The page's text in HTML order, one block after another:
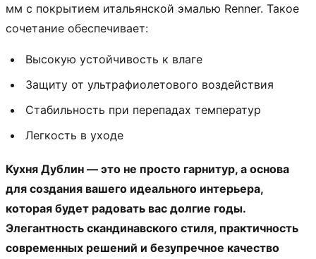
мм с покрытием итальянской эмалью Renner. Такое
сочетание обеспечивает:
Высокую устойчивость к влаге
Защиту от ультрафиолетового воздействия
Стабильность при перепадах температур
Легкость в уходе
Кухня Дублин — это не просто гарнитур, а основа
для создания вашего идеального интерьера,
которая будет радовать вас долгие годы.
Элегантность скандинавского стиля, практичность
современных решений и безупречное качество